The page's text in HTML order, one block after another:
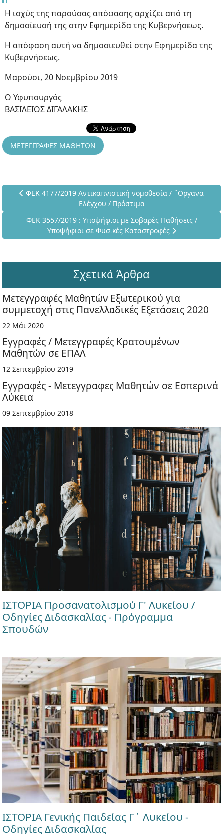
Η ισχύς της παρούσας απόφασης αρχίζει από τη
δημοσίευσή της στην Εφημερίδα της Κυβερνήσεως.
Η απόφαση αυτή να δημοσιευθεί στην Εφημερίδα της
Κυβερνήσεως.
Μαρούσι, 20 Νοεμβρίου 2019
Ο Υφυπουργός
ΒΑΣΙΛΕΙΟΣ ΔΙΓΑΛΑΚΗΣ
ΜΕΤΕΓΓΡΑΦΕΣ ΜΑΘΗΤΩΝ
Προηγούμενο άρθρο: ΦΕΚ 4177/2019 Αντικαπνιστική
ΦΕΚ 4177/2019 Αντικαπνιστική νομοθεσία / ¨Οργανα
Ελέγχου / Πρόστιμα
Επόμενο άρθρο: ΦΕΚ 3557/2019 : Υποψήφιοι με Σοβαρές
ΦΕΚ 3557/2019 : Υποψήφιοι με Σοβαρές Παθήσεις /
Υποψήφιοι σε Φυσικές Καταστροφές
Σχετικά Άρθρα
Μετεγγραφές Μαθητών Εξωτερικού για
συμμετοχή στις Πανελλαδικές Εξετάσεις 2020
22 Μάι 2020
Εγγραφές / Μετεγγραφές Κρατουμένων
Μαθητών σε ΕΠΑΛ
12 Σεπτεμβρίου 2019
Εγγραφές - Μετεγγραφες Μαθητών σε Εσπερινά
Λύκεια
09 Σεπτεμβρίου 2018
ΙΣΤΟΡΙΑ Προσανατολισμού Γ' Λυκείου /
Οδηγίες Διδασκαλίας - Πρόγραμμα
Σπουδών
ΙΣΤΟΡΙΑ Γενικής Παιδείας Γ΄ Λυκείου -
Οδηγίες Διδασκαλίας